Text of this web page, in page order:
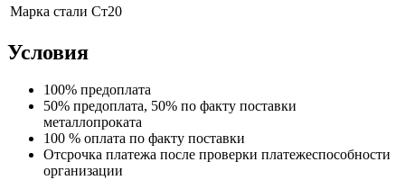
Марка стали Ст20
Условия
100% предоплата
50% предоплата, 50% по факту поставки
металлопроката
100 % оплата по факту поставки
Отсрочка платежа после проверки платежеспособности
организации